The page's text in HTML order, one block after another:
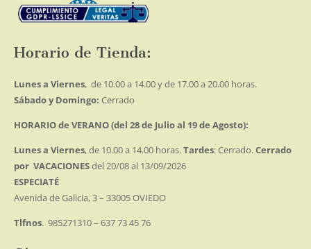
Horario de Tienda:
Lunes a Viernes, de 10.00 a 14.00 y de 17.00 a 20.00 horas.
Sábado y Domingo: Cerrado
HORARIO de VERANO (del 28 de Julio al 19 de Agosto):
Lunes a Viernes, de 10.00 a 14.00 horas.Tardes: Cerrado.Cerrado
por VACACIONESdel 20/08 al 13/09/2026
ESPECIATÉ
Avenida de Galicia, 3 – 33005 OVIEDO
Tlfnos. 985271310 – 637 73 45 76